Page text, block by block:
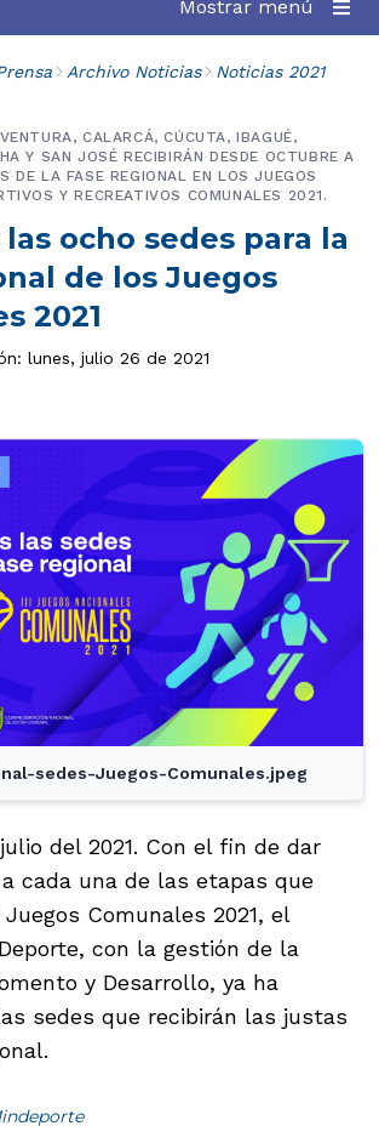
Mostrar menú
Archivo Noticias Noticias 2021
ocho sedes para la
de los Juegos
2021
CALARCÁ, CÚCUTA, IBAGUÉ,
Y SAN JOSÉ RECIBIRÁN DESDE OCTUBRE A
DE LA FASE REGIONAL EN LOS JUEGOS
Y RECREATIVOS COMUNALES 2021.
lunes, julio 26 de 2021
sedes-Juegos-Comunales.jpeg
del 2021. Con el fin de dar
cada una de las etapas que
Comunales 2021, el
con la gestión de la
y Desarrollo, ya ha
sedes que recibirán las justas